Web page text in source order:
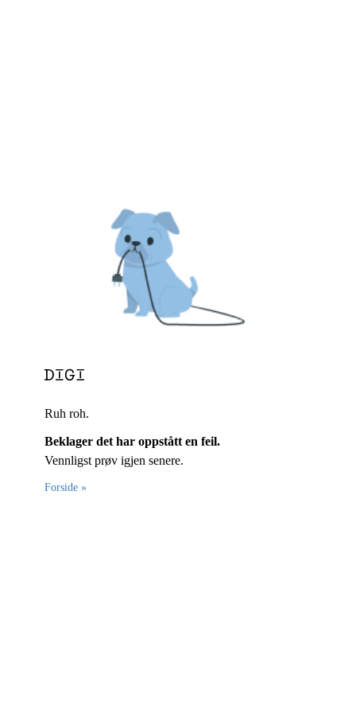
Ruh roh.
Beklager det har oppstått en feil.
Vennligst prøv igjen senere.
Forside »